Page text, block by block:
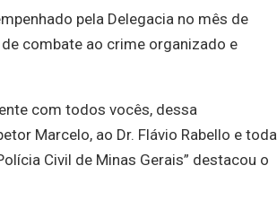
pela Delegacia no mês de
combate ao crime organizado e
com todos vocês, dessa
Marcelo, ao Dr. Flávio Rabello e toda
Civil de Minas Gerais” destacou o